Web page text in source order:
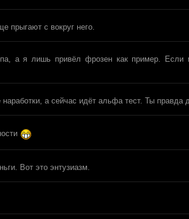
прыгают с вокруг него.
а я лишь привёл фрозен как пример. Если
а сейчас идёт альфа тест. Ты
Вот это энтузиазм.